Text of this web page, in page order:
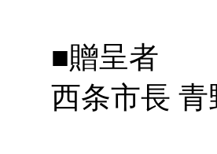
■贈呈者
西条市長 青